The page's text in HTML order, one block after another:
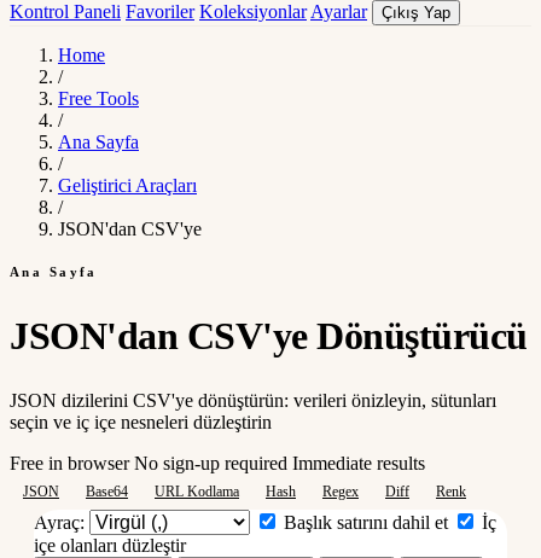
Kontrol Paneli Favoriler Koleksiyonlar Ayarlar Çıkış Yap
Home
/
Free Tools
/
Ana Sayfa
/
Geliştirici Araçları
/
JSON'dan CSV'ye
Ana Sayfa
JSON'dan CSV'ye Dönüştürücü
JSON dizilerini CSV'ye dönüştürün: verileri önizleyin, sütunları
seçin ve iç içe nesneleri düzleştirin
Free in browserNo sign-up required Immediate results
JSON Base64 URL Kodlama Hash Regex Diff Renk
Ayraç: Başlık satırını dahil et
İç
içe olanları düzleştir